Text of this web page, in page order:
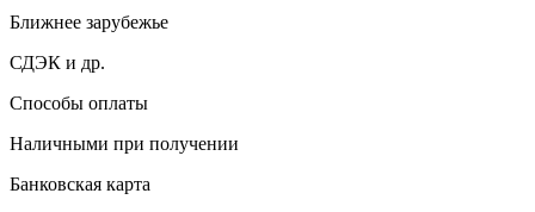
Ближнее зарубежье
СДЭК и др.
Способы оплаты
Наличными при получении
Банковская карта